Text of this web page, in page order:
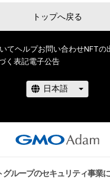
瑠  画集
現代浮世絵ポップに似た線
トップへ戻る
てヘルプお問い合わせNFTの
く表記電子公告
ループのセキュリティ事業